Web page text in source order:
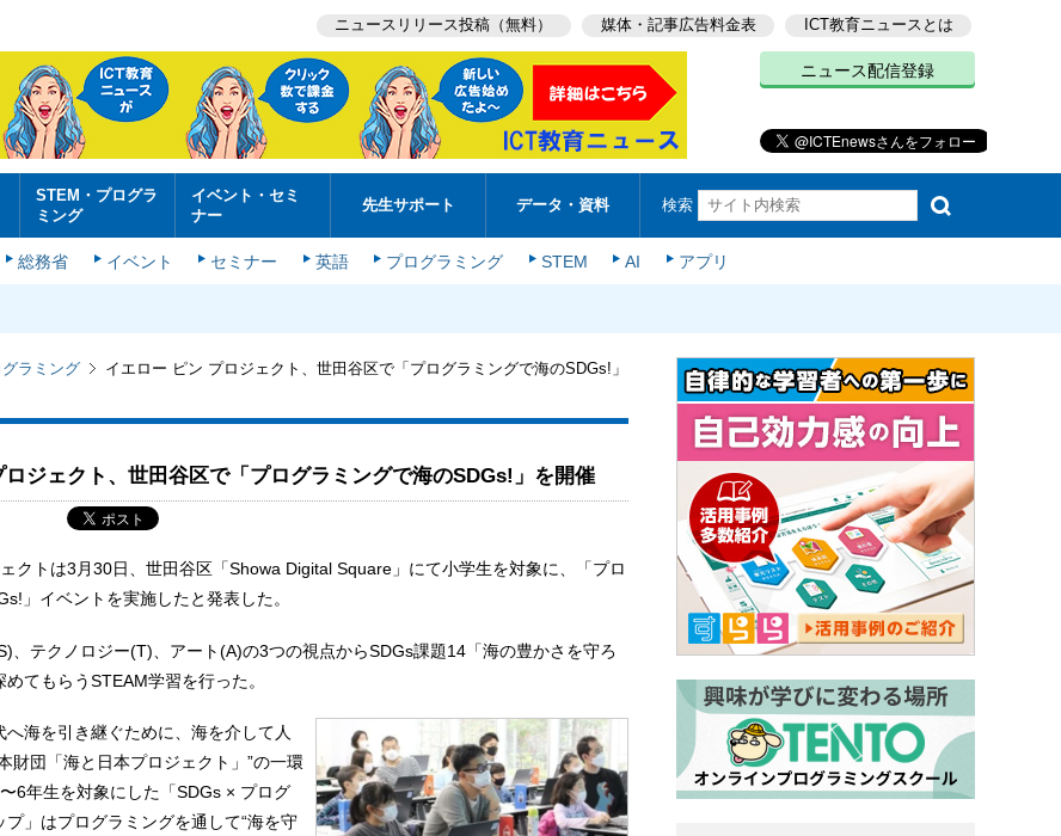
ニュースリリース投稿（無料） 媒体・記事広告料金表 ICT教育ニュースとは
ニュース配信登録
STEM・プログラ
ミング
イベント・セミ
ナー
先生サポート データ・資料 検索
総務省 イベント セミナー 英語 プログラミング STEM AI アプリ
ラミング
イエロー ピン プロジェクト、世田谷区で「プログラミングで海のSDGs!」
ジェクト、世田谷区で「プログラミングで海のSDGs!」を開催
クトは3月30日、世田谷区「Showa Digital Square」にて小学生を対象に、「プロ
」イベントを実施したと発表した。
、テクノロジー(T)、アート(A)の3つの視点からSDGs課題14「海の豊かさを守ろ
てもらうSTEAM学習を行った。
へ海を引き継ぐために、海を介して人
財団「海と日本プロジェクト」”の一環
6年生を対象にした「SDGs × プログ
」はプログラミングを通して“海を守